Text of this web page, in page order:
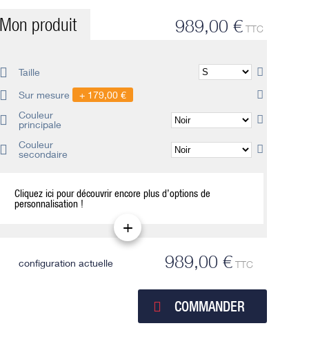
Mon produit 989,00 €TTC
Taille
Sur mesure
179,00 €
Couleur
principale
Couleur
secondaire
Cliquez ici pour découvrir encore plus d’options de
personnalisation !
configuration actuelle 989,00 €TTC
COMMANDER